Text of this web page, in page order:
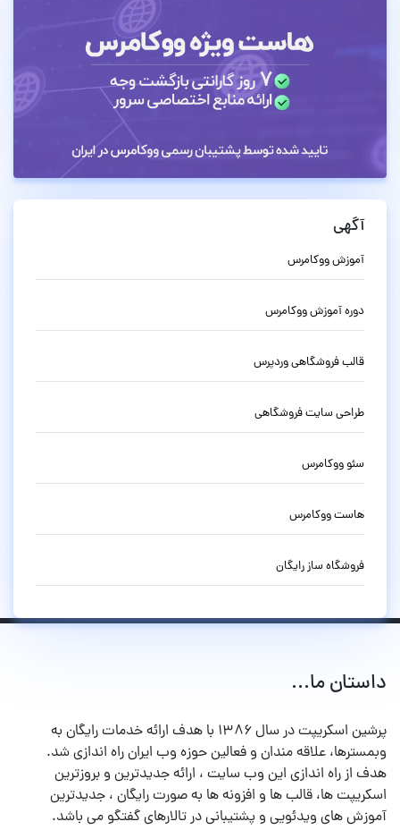
آگهی
آموزش ووکامرس
دوره آموزش ووکامرس
قالب فروشگاهی وردپرس
طراحی سایت فروشگاهی
سئو ووکامرس
هاست ووکامرس
فروشگاه ساز رایگان
داستان ما...
پرشین اسکریپت در سال ۱۳۸۶ با هدف ارائه خدمات رایگان به
وبمسترها، علاقه مندان و فعالین حوزه وب ایران راه اندازی شد.
هدف از راه اندازی این وب سایت ، ارائه جدیدترین و بروزترین
اسکریپت ها، قالب ها و افزونه ها به صورت رایگان ، جدیدترین
آموزش های ویدئویی و پشتیبانی در تالارهای گفتگو می باشد.